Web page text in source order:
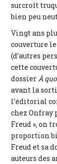
surcroît
bien peu
Vingt ans
couverture
(d’autres
cette
dossierÀ
avant la
l’éditorial
chez Onfray
Freud », on
proportion
Freud et sa
auteurs des